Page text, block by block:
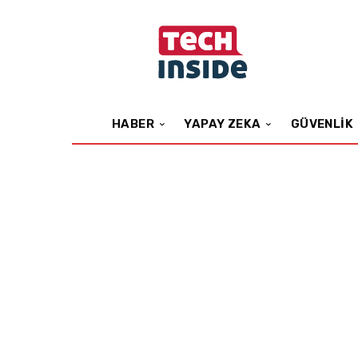
HABER YAPAY ZEKA GÜVENLIK